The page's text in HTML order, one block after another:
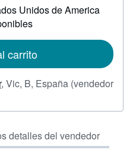
Unidos de America
carrito
, Vic, B, España (vendedor
detalles del vendedor